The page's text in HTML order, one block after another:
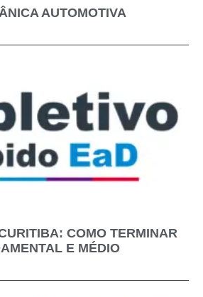
AUTOMOTIVA
COMO TERMINAR
E MÉDIO